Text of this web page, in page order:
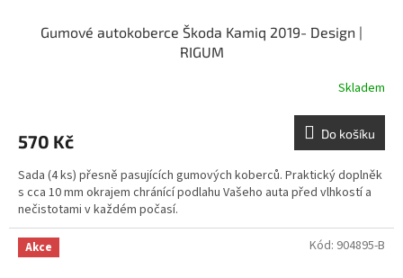
Gumové autokoberce Škoda Kamiq 2019- Design |
RIGUM
Skladem
570 Kč Do košíku
Sada (4 ks) přesně pasujících gumových koberců. Praktický doplněk
s cca 10 mm okrajem chránící podlahu Vašeho auta před vlhkostí a
nečistotami v každém počasí.
Akce Kód: 904895-B